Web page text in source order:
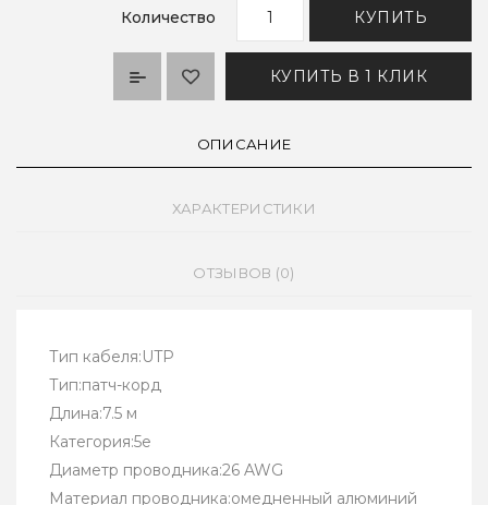
Количество КУПИТЬ
КУПИТЬ В 1 КЛИК
ОПИСАНИЕ
ХАРАКТЕРИСТИКИ
ОТЗЫВОВ (0)
Тип кабеля:UTP
Тип:патч-корд
Длина:7.5 м
Категория:5e
Диаметр проводника:26 AWG
Материал проводника:омедненный алюминий